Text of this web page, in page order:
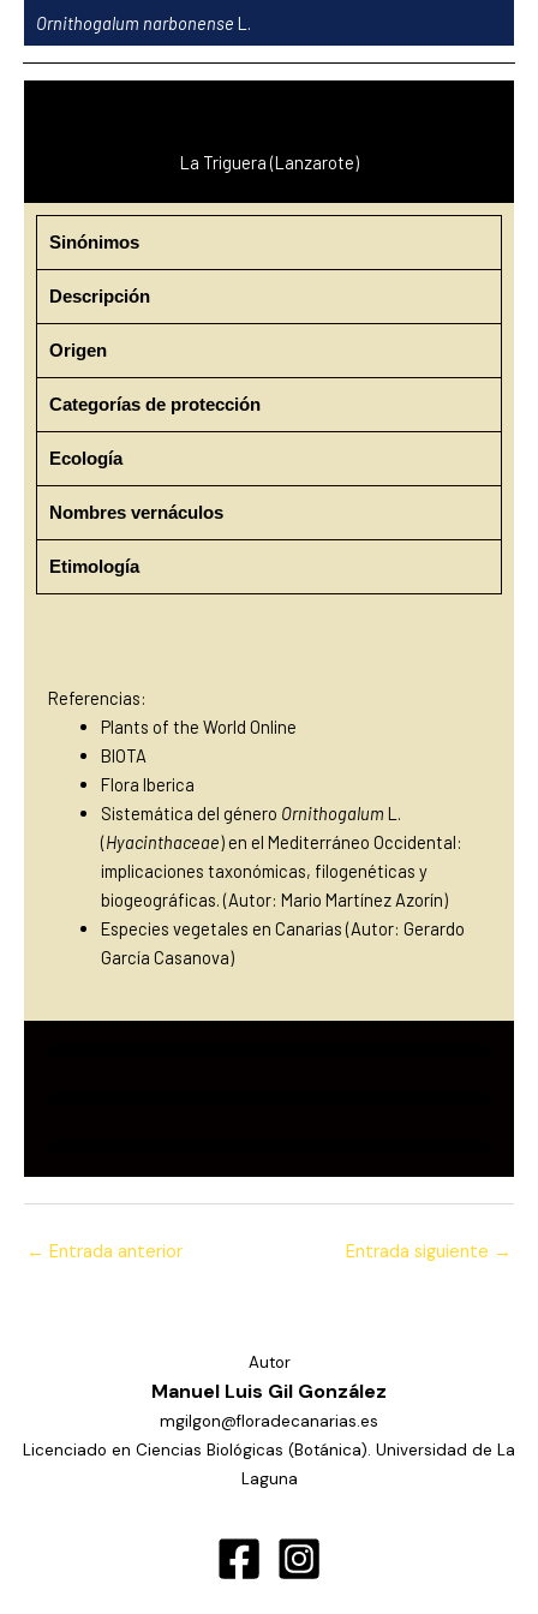
contenido
Ornithogalum narbonense L.
La Triguera (Lanzarote)
Sinónimos
Descripción
Origen
Categorías de protección
Ecología
Nombres vernáculos
Etimología
Referencias:
Plants of the World Online
BIOTA
Flora Iberica
Sistemática del género Ornithogalum L.
(Hyacinthaceae) en el Mediterráneo Occidental:
implicaciones taxonómicas, filogenéticas y
biogeográficas . (Autor: Mario Martínez Azorín)
Especies vegetales en Canarias (Autor: Gerardo
García Casanova)
← Entrada anterior Entrada siguiente →
Autor
Manuel Luis Gil González
mgilgon@floradecanarias.es
Licenciado en Ciencias Biológicas (Botánica). Universidad de La
Laguna